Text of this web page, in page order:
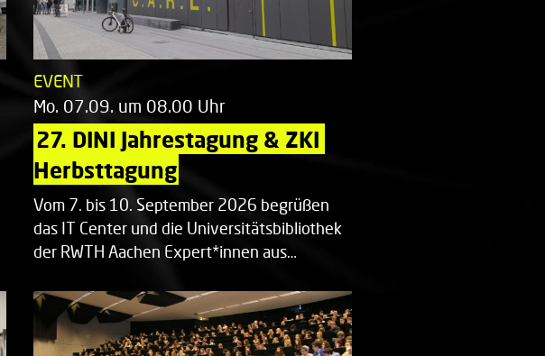
EVENT
Mo. 07.09. um 08.00 Uhr
27. DINI Jahrestagung & ZKI
Herbsttagung
Vom 7. bis 10. September 2026 begrüßen
das IT Center und die Universitätsbibliothek
der RWTH Aachen Expert*innen aus…